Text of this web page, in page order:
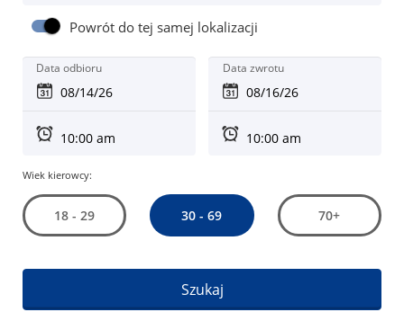
Powrót do tej samej lokalizacji
Data odbioru Data zwrotu
Wiek kierowcy:
18 - 29 30 - 69 70+
Szukaj